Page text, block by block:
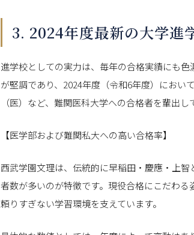
3. 2024年度最新の大学進
進学校としての実力は、毎年の合格実績にも
が堅調であり、2024年度（令和6年度）におい
（医）など、難関医科大学への合格者を輩出し
【医学部および難関私大への高い合格率】
西武学園文理は、伝統的に早稲田・慶應・上
者数が多いのが特徴です。現役合格にこだわ
頼りすぎない学習環境を支えています。